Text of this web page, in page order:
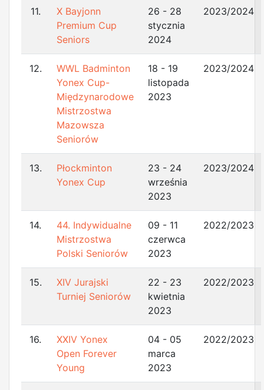
11.
X Bayjonn
Premium Cup
Seniors
26 - 28
stycznia
2024
2023/2024
12.
WWL Badminton
Yonex Cup-
Międzynarodowe
Mistrzostwa
Mazowsza
Seniorów
18 - 19
listopada
2023
2023/2024
13.
Płockminton
Yonex Cup
23 - 24
września
2023
2023/2024
14.
44. Indywidualne
Mistrzostwa
Polski Seniorów
09 - 11
czerwca
2023
2022/2023
15.
XIV Jurajski
Turniej Seniorów
22 - 23
kwietnia
2023
2022/2023
16.
XXIV Yonex
Open Forever
Young
04 - 05
marca
2023
2022/2023